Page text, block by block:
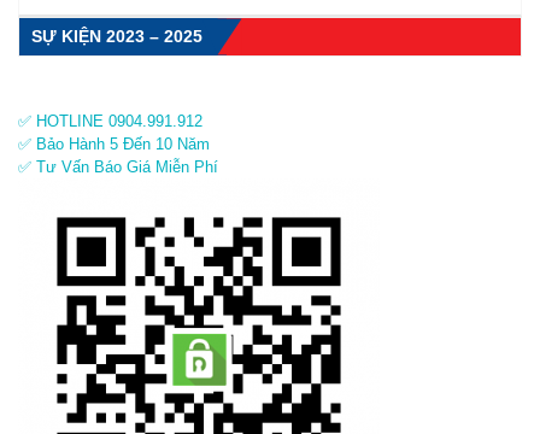
SỰ KIỆN 2023 – 2025
✅ HOTLINE 0904.991.912
✅ Bảo Hành 5 Đến 10 Năm
✅ Tư Vấn Báo Giá Miễn Phí